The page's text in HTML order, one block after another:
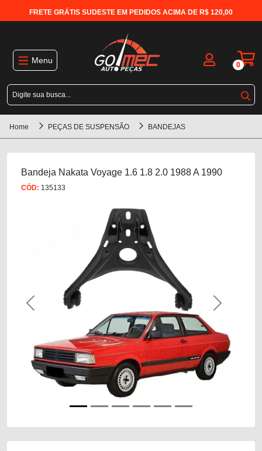
FRETE GRÁTIS SUDESTE EM PEDIDOS ACIMA DE R$ 120,00
Menu 0
Home PEÇAS DE SUSPENSÃO BANDEJAS
Bandeja Nakata Voyage 1.6 1.8 2.0 1988 A 1990
CÓD: 135133
Previous Next